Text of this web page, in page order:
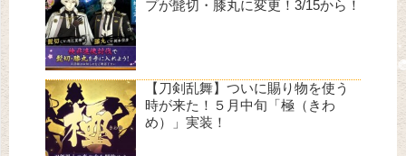
プが髭切・膝丸に変更！3/15から！
【刀剣乱舞】ついに賜り物を使う
時が来た！５月中旬「極（きわ
め）」実装！